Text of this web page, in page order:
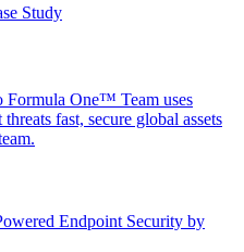
Study
Formula One™ Team uses
fast, secure global assets
Endpoint Security by